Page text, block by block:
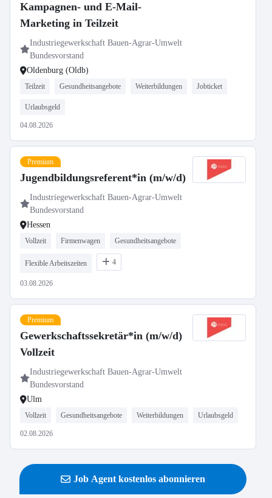
Kampagnen- und E-Mail-
Marketing in Teilzeit
Industriegewerkschaft Bauen-Agrar-Umwelt
Bundesvorstand
Oldenburg (Oldb)
Teilzeit Gesundheitsangebote Weiterbildungen Jobticket
Urlaubsgeld
04.08.2026
Premium
Jugendbildungsreferent*in (m/w/d)
Industriegewerkschaft Bauen-Agrar-Umwelt
Bundesvorstand
Hessen
Vollzeit Firmenwagen Gesundheitsangebote
Flexible Arbeitszeiten 4
03.08.2026
Premium
Gewerkschaftssekretär*in (m/w/d)
Vollzeit
Industriegewerkschaft Bauen-Agrar-Umwelt
Bundesvorstand
Ulm
Vollzeit Gesundheitsangebote Weiterbildungen Urlaubsgeld
02.08.2026
Job Agent kostenlos abonnieren